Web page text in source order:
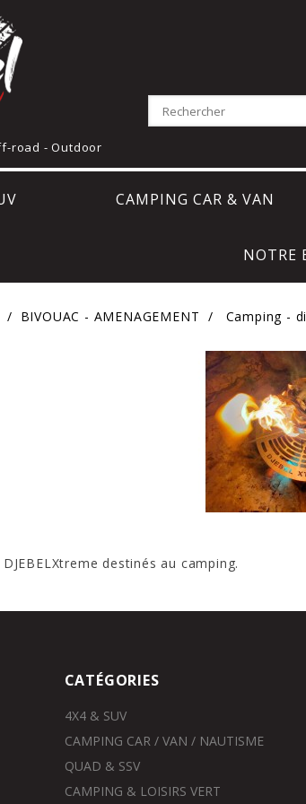
road - Outdoor
CAMPING CAR & VAN
NOTRE
BIVOUAC - AMENAGEMENT Camping -
destinés au camping.
CATÉGORIES
4X4 & SUV
CAMPING CAR / VAN / NAUTISME
QUAD & SSV
CAMPING & LOISIRS VERT